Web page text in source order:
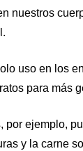
nuestros
uso en los
para más
ejemplo,
y la carne